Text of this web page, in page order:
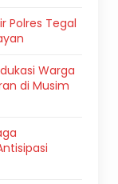
Polres Tegal
Warga
di Musim